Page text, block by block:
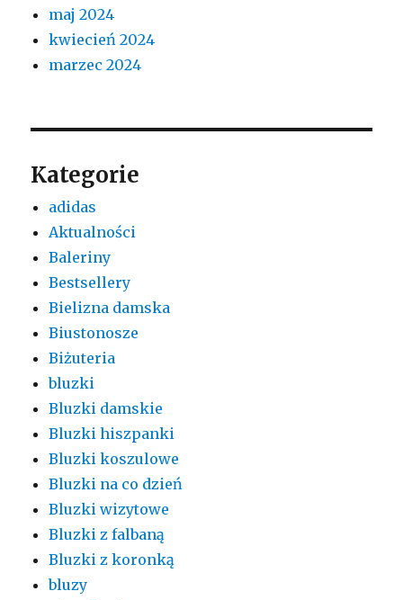
maj 2024
kwiecień 2024
marzec 2024
Kategorie
adidas
Aktualności
Baleriny
Bestsellery
Bielizna damska
Biustonosze
Biżuteria
bluzki
Bluzki damskie
Bluzki hiszpanki
Bluzki koszulowe
Bluzki na co dzień
Bluzki wizytowe
Bluzki z falbaną
Bluzki z koronką
bluzy